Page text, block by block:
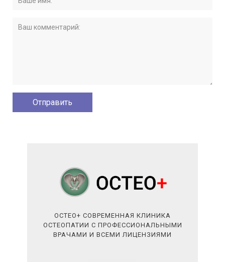
ОСТЕО+ СОВРЕМЕННАЯ КЛИНИКА
ОСТЕОПАТИИ С ПРОФЕССИОНАЛЬНЫМИ
ВРАЧАМИ И ВСЕМИ ЛИЦЕНЗИЯМИ